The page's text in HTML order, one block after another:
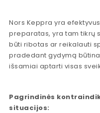
Nors Keppra yra
preparatas, yra tam tikrų
būti ribotas ar reikalauti
pradedant gydymą
išsamiai aptarti visas
Pagrindinės
situacijos: